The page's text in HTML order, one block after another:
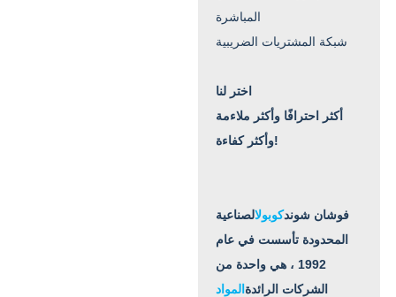
المباشرة
شبكة المشتريات الضريبية
اختر لنا
أكثر احترافًا وأكثر ملاءمة
وأكثر كفاءة!
فوشان شوندكوبولالصناعية
المحدودة تأسست في عام
1992 ، هي واحدة من
الشركات الرائدة المواد